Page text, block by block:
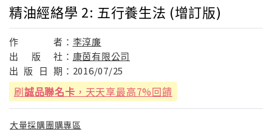
精油經絡學 2: 五行養生法 (增訂版)
作 者： 李淳廉
出
版 社： 康茵有限公司
出 版 日 期： 2016/07/25
刷誠品聯名卡 ，天天享最高7%回饋
大量採購團購專區